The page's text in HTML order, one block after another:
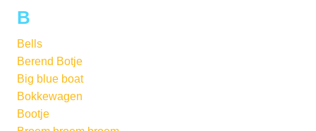
B
Bells
Berend Botje
Big blue boat
Bokkewagen
Bootje